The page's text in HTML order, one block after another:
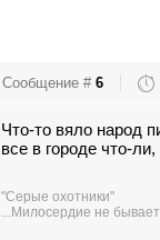
Сообщение # 6
Что-то вяло народ
все в городе что-
"Серые охотники"
...Милосердие не